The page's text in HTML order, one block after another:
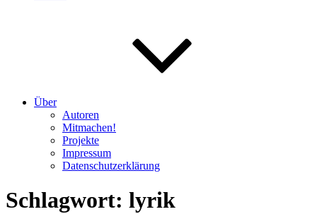
Über
Autoren
Mitmachen!
Projekte
Impressum
Datenschutzerklärung
Schlagwort: lyrik